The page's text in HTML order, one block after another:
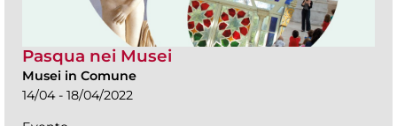
Pasqua nei Musei
Musei in Comune
14/04 - 18/04/2022